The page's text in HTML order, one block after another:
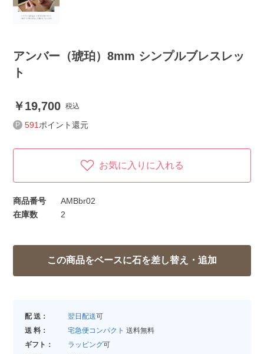
アンバー（琥珀）8mm シンプルブレスレッ
ト
19,700 税込
591 ポイント還元
お気に入りに入れる
商品番号
AMBbr02
在庫数
2
配 送： 翌日配送可
送 料：
宅急便コンパクト 送料無料
ギフト：
ラッピング可